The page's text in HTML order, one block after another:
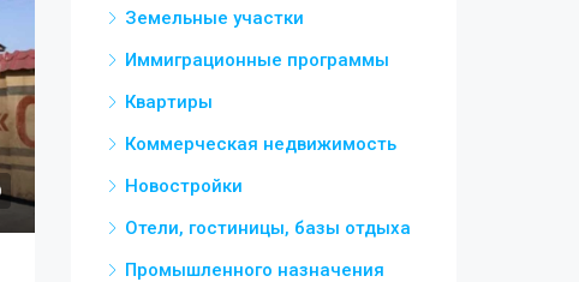
Земельные участки
Иммиграционные программы
Квартиры
Коммерческая недвижимость
Новостройки
Отели, гостиницы, базы отдыха
Промышленного назначения